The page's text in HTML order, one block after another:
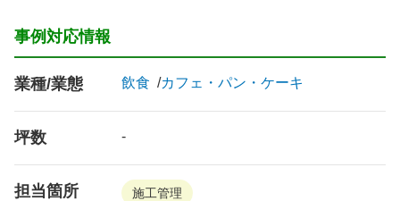
事例対応情報
業種/業態 飲食 カフェ・パン・ケーキ
坪数 -
担当箇所 施工管理